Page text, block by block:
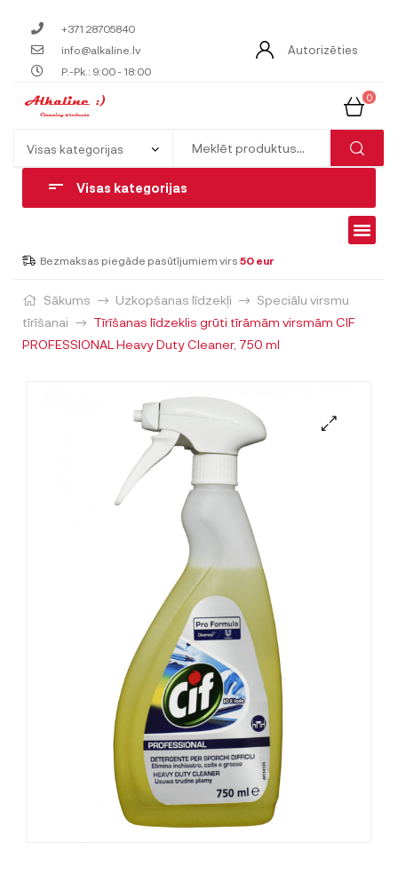
+371 28705840
info@alkaline.lv
P.-Pk.: 9:00 - 18:00
Autorizēties
0
Visas kategorijas
Bezmaksas piegāde pasūtījumiem virs 50 eur
Sākums Uzkopšanas līdzekļi
Speciālu virsmu
tīrīšanai
Tīrīšanas līdzeklis grūti tīrāmām virsmām CIF
PROFESSIONAL Heavy Duty Cleaner, 750 ml